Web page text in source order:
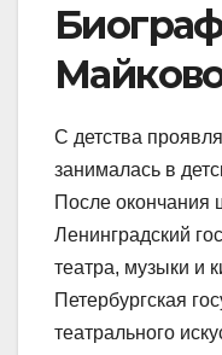
С детства
занималась в
После окончания
Ленинградский
театра, музыки и
Петербургская
театрального